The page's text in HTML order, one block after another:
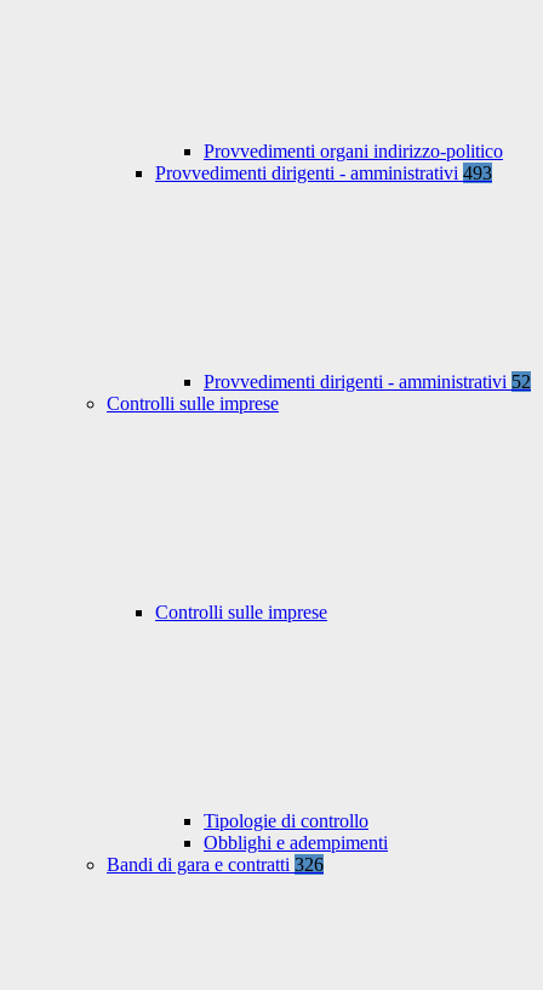
Provvedimenti organi indirizzo-politico
Provvedimenti dirigenti - amministrativi 493
Provvedimenti dirigenti - amministrativi 52
Controlli sulle imprese
Controlli sulle imprese
Tipologie di controllo
Obblighi e adempimenti
Bandi di gara e contratti 326